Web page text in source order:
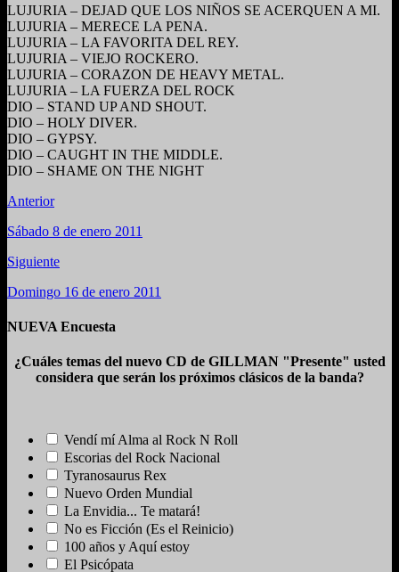
LUJURIA – DEJAD QUE LOS NIÑOS SE ACERQUEN A MI.
LUJURIA – MERECE LA PENA.
LUJURIA – LA FAVORITA DEL REY.
LUJURIA – VIEJO ROCKERO.
LUJURIA – CORAZON DE HEAVY METAL.
LUJURIA – LA FUERZA DEL ROCK
DIO – STAND UP AND SHOUT.
DIO – HOLY DIVER.
DIO – GYPSY.
DIO – CAUGHT IN THE MIDDLE.
DIO – SHAME ON THE NIGHT
Anterior
Sábado 8 de enero 2011
Siguiente
Domingo 16 de enero 2011
NUEVA Encuesta
¿Cuáles temas del nuevo CD de GILLMAN "Presente" usted
considera que serán los próximos clásicos de la banda?
Vendí mí Alma al Rock N Roll
Escorias del Rock Nacional
Tyranosaurus Rex
Nuevo Orden Mundial
La Envidia... Te matará!
No es Ficción (Es el Reinicio)
100 años y Aquí estoy
El Psicópata